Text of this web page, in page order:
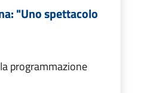
"Uno spettacolo
programmazione